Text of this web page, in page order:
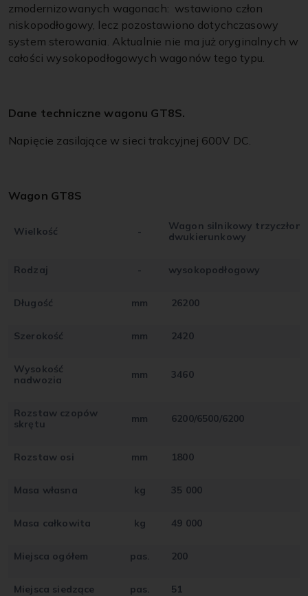
zmodernizowanych wagonach: wstawiono człon
niskopodłogowy, lecz pozostawiono dotychczasowy
system sterowania. Aktualnie nie ma już oryginalnych w
całości wysokopodłogowych wagonów tego typu.
Dane techniczne wagonu GT8S.
Napięcie zasilające w sieci trakcyjnej 600V DC.
Wagon GT8S
Wielkość -
Wagon silnikowy
dwukierunkowy
Rodzaj - wysokopodłogowy
Długość mm 26200
Szerokość mm 2420
Wysokość
nadwozia
mm 3460
Rozstaw czopów
skrętu
mm 6200/6500/6200
Rozstaw osi mm 1800
Masa własna kg 35 000
Masa całkowita kg 49 000
Miejsca ogółem pas. 200
Miejsca siedzące pas. 51